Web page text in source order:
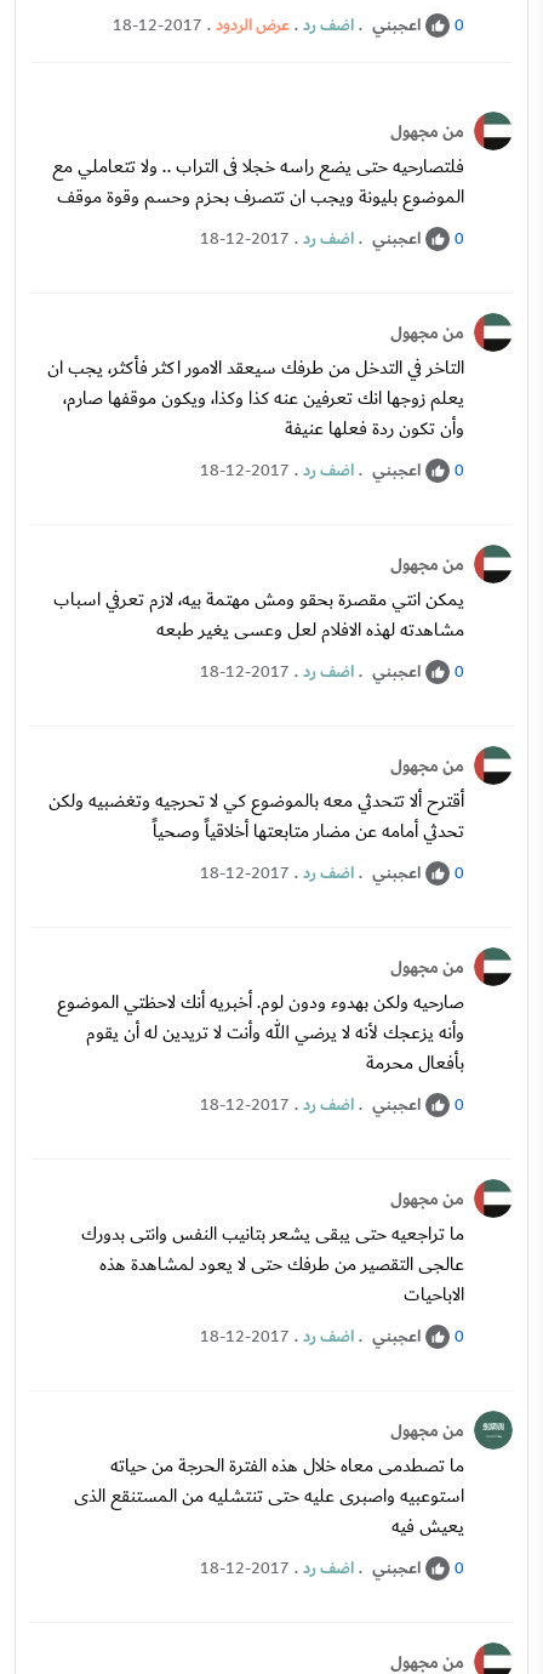
0 اعجبني .اضف رد.عرض الردود.
18-12-2017
من مجهول
فلتصارحيه حتى يضع راسه خجلا فى التراب .. ولا تتعاملي مع
الموضوع بليونة ويجب ان تتصرف بحزم وحسم وقوة موقف
0 اعجبني .اضف رد.
18-12-2017
من مجهول
التاخر في التدخل من طرفك سيعقد الامور اكثر فأكثر، يجب ان
يعلم زوجها انك تعرفين عنه كذا وكذا، ويكون موقفها صارم،
وأن تكون ردة فعلها عنيفة
0 اعجبني .اضف رد.
18-12-2017
من مجهول
يمكن انتي مقصرة بحقو ومش مهتمة بيه، لازم تعرفي اسباب
مشاهدته لهذه الافلام لعل وعسى يغير طبعه
0 اعجبني .اضف رد.
18-12-2017
من مجهول
أقترح ألا تتحدثي معه بالموضوع كي لا تحرجيه وتغضبيه ولكن
تحدثي أمامه عن مضار متابعتها أخلاقياً وصحياً
0 اعجبني .اضف رد.
18-12-2017
من مجهول
صارحيه ولكن بهدوء ودون لوم. أخبريه أنك لاحظتي الموضوع
وأنه يزعجك لأنه لا يرضي الله وأنت لا تريدين له أن يقوم
بأفعال محرمة
0 اعجبني .اضف رد.
18-12-2017
من مجهول
ما تراجعيه حتى يبقى يشعر بتانيب النفس وانتى بدورك
عالجى التقصير من طرفك حتى لا يعود لمشاهدة هذه
الاباحيات
0 اعجبني .اضف رد.
18-12-2017
من مجهول
ما تصطدمى معاه خلال هذه الفترة الحرجة من حياته
استوعبيه واصبرى عليه حتى تنتشليه من المستنقع الذى
يعيش فيه
0 اعجبني .اضف رد.
18-12-2017
من مجهول